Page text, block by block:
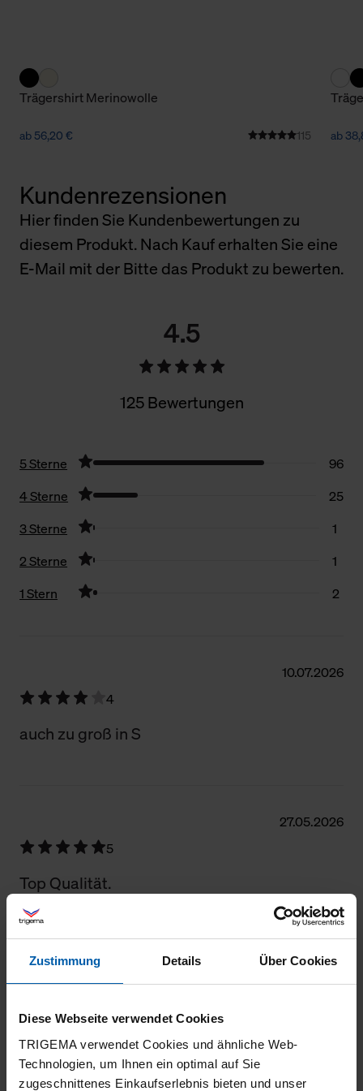
Zustimmung Details Über Cookies
Diese Webseite verwendet Cookies
TRIGEMA verwendet Cookies und ähnliche Web-
Technologien, um Ihnen ein optimal auf Sie
zugeschnittenes Einkaufserlebnis bieten und unser
Trägershirt Merinowolle
ab 56,20 € 115 ab
Kundenrezensionen
Hier finden Sie Kundenbewertungen zu
diesem Produkt. Nach Kauf erhalten Sie eine
E-Mail mit der Bitte das Produkt zu bewerten.
4.5
125 Bewertungen
5 Sterne
96
4 Sterne
25
3 Sterne
1
2 Sterne
1
1 Stern
2
10.07.2026
4
auch zu groß in S
27.05.2026
5
Top Qualität.
20.05.2026
tragekomfort und körperbetont